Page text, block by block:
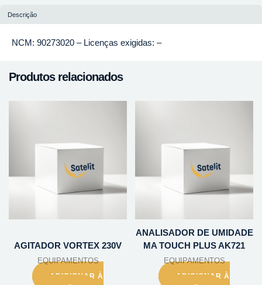
Descrição
NCM: 90273020 – Licenças exigidas: –
Produtos relacionados
AGITADOR VORTEX 230V
EQUIPAMENTOS
ADICIONAR À
ANALISADOR DE UMIDADE
MA TOUCH PLUS AK721
EQUIPAMENTOS
ADICIONAR À